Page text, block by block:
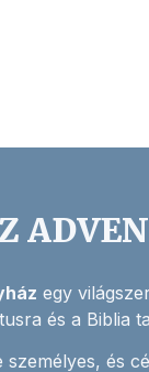
egy
és a Biblia
és